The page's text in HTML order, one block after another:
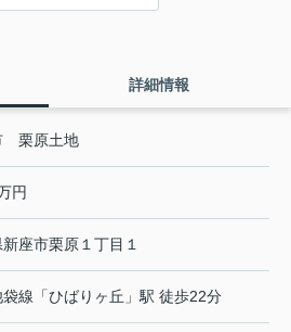
詳細情報
栗原土地
円
新座市栗原 １丁目１
線 「ひばりヶ丘 」駅 徒歩22分